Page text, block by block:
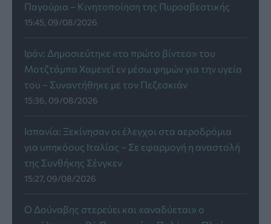
Παγούρια – Κινητοποίηση της Πυροσβεστικής
15:45, 09/08/2026
Ιράν: Δημοσιεύτηκε «το πρώτο βίντεο» του
Μοτζτάμπα Χαμενεΐ εν μέσω φημών για την υγεία
του – Συναντήθηκε με τον Πεζεσκιάν
15:36, 09/08/2026
Ισπανία: Ξεκίνησαν οι έλεγχοι στα αεροδρόμια
για υπηκόους Ιταλίας – Σε εφαρμογή η αναστολή
της Συνθήκης Σένγκεν
15:27, 09/08/2026
Ο Δούναβης στερεύει και «αναδύεται» ο